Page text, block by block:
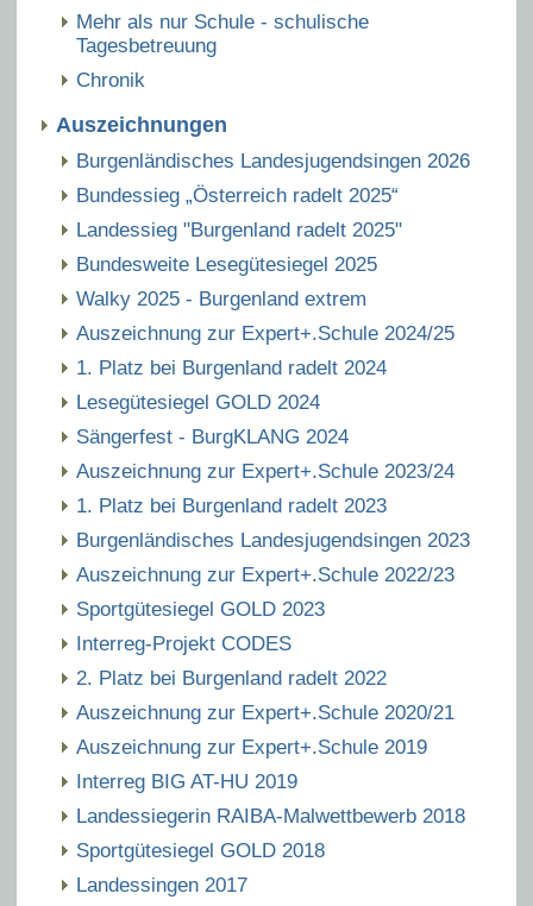
Mehr als nur Schule - schulische
Tagesbetreuung
Chronik
Auszeichnungen
Burgenländisches Landesjugendsingen 2026
Bundessieg „Österreich radelt 2025“
Landessieg "Burgenland radelt 2025"
Bundesweite Lesegütesiegel 2025
Walky 2025 - Burgenland extrem
Auszeichnung zur Expert+.Schule 2024/25
1. Platz bei Burgenland radelt 2024
Lesegütesiegel GOLD 2024
Sängerfest - BurgKLANG 2024
Auszeichnung zur Expert+.Schule 2023/24
1. Platz bei Burgenland radelt 2023
Burgenländisches Landesjugendsingen 2023
Auszeichnung zur Expert+.Schule 2022/23
Sportgütesiegel GOLD 2023
Interreg-Projekt CODES
2. Platz bei Burgenland radelt 2022
Auszeichnung zur Expert+.Schule 2020/21
Auszeichnung zur Expert+.Schule 2019
Interreg BIG AT-HU 2019
Landessiegerin RAIBA-Malwettbewerb 2018
Sportgütesiegel GOLD 2018
Landessingen 2017